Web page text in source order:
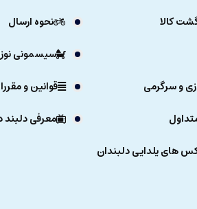
نحوه ارسال
سیسمونی
و سرگرمی
قوانین و
معرفی
های یلدایی دلبندان